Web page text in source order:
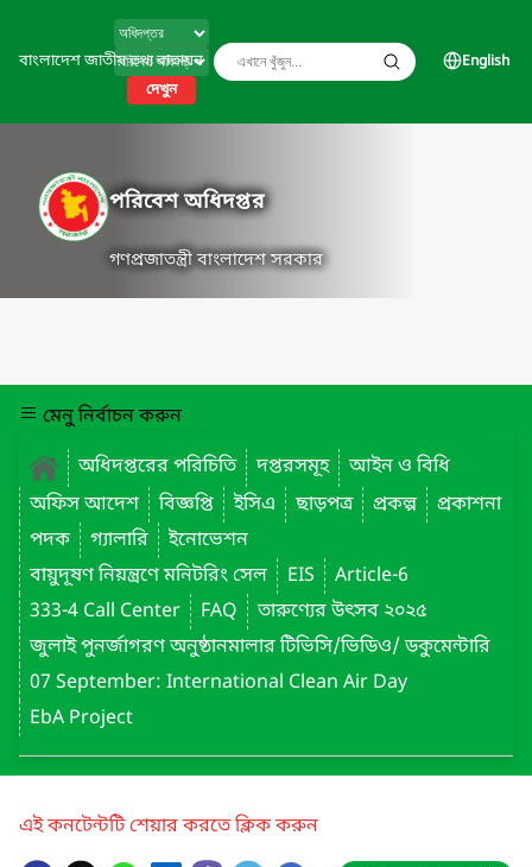
বাংলাদেশ জাতীয় তথ্য বাতায়ন
দেখুন
English
পরিবেশ অধিদপ্তর
গণপ্রজাতন্ত্রী বাংলাদেশ সরকার
মেনু নির্বাচন করুন
অধিদপ্তরের পরিচিতি
দপ্তরসমূহ
আইন ও বিধি
অফিস আদেশ
বিজ্ঞপ্তি ইসিএ ছাড়পত্র প্রকল্প
প্রকাশনা
পদক
গ্যালারি
ইনোভেশন
বায়ুদূষণ নিয়ন্ত্রণে মনিটরিং সেল
EIS
Article-6
333-4 Call Center
FAQ
তারুণ্যের উৎসব ২০২৫
জুলাই পুনর্জাগরণ অনুষ্ঠানমালার টিভিসি/ভিডিও/ ডকুমেন্টারি
07 September: International Clean Air Day
EbA Project
এই কনটেন্টটি শেয়ার করতে ক্লিক করুন